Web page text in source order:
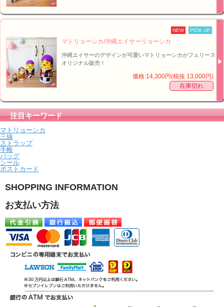
NEW PICK UP
マトリョーシカ/沖縄エイサーリョーシカ
沖縄エイサーのデザインが可愛いマトリョーシカがフェリース
オリジナル販売！
価格:14,300円(税抜 13,000円)
在庫切れ
注目キーワード
マトリョーシカ
三線
ストラップ
手帳
バッグ
シール
ポストカード
SHOPPING INFORMATION
お支払い方法